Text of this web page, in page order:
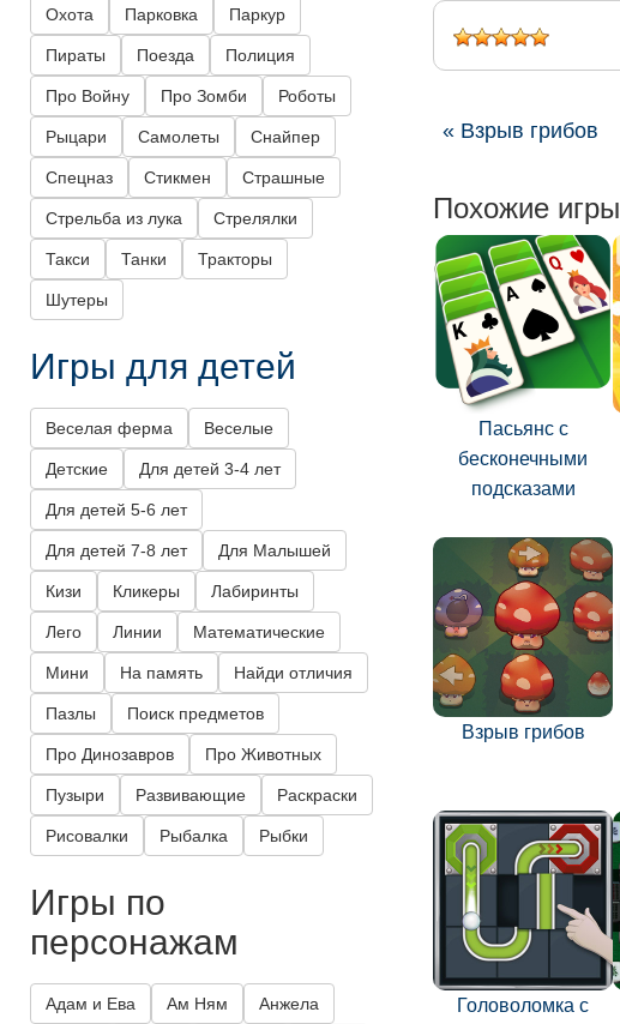
« Взрыв грибов
Похожие игры
Пасьянс с
бесконечными
подсказами
Взрыв грибов
Головоломка с
Охота Парковка Паркур
Пираты Поезда Полиция
Про Войну Про Зомби Роботы
Рыцари Самолеты Снайпер
Спецназ Стикмен Страшные
Стрельба из лука Стрелялки
Такси Танки Тракторы
Шутеры
Игры для детей
Веселая ферма Веселые
Детские Для детей 3-4 лет
Для детей 5-6 лет
Для детей 7-8 лет Для Малышей
Кизи Кликеры Лабиринты
Лего Линии Математические
Мини На память Найди отличия
Пазлы Поиск предметов
Про Динозавров Про Животных
Пузыри Развивающие Раскраски
Рисовалки Рыбалка Рыбки
Игры по
персонажам
Адам и Ева Ам Ням Анжела